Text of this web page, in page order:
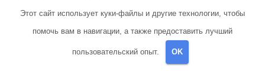
влияние анализа
стихийных бедствий на
тезауруса
Этот сайт использует куки-файлы и другие технологии, чтобы
помочь вам в навигации, а также предоставить лучший
пользовательский опыт. OK